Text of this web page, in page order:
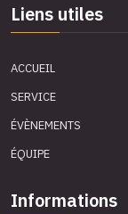
Liens utiles
ACCUEIL
SERVICE
ÉVÈNEMENTS
ÉQUIPE
Informations